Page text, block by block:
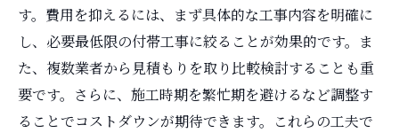
す。費用を抑えるには、まず具体的な工事内容を明確に
し、必要最低限の付帯工事に絞ることが効果的です。ま
た、複数業者から見積もりを取り比較検討することも重
要です。さらに、施工時期を繁忙期を避けるなど調整す
ることでコストダウンが期待できます。これらの工夫で